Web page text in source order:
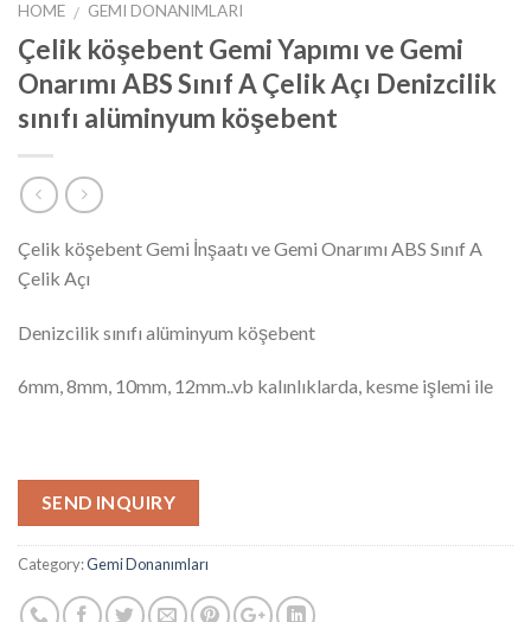
HOME / GEMI DONANIMLARI
Çelik köşebent Gemi Yapımı ve Gemi
Onarımı ABS Sınıf A Çelik Açı Denizcilik
sınıfı alüminyum köşebent
Çelik köşebent Gemi İnşaatı ve Gemi Onarımı ABS Sınıf A
Çelik Açı
Denizcilik sınıfı alüminyum köşebent
6mm, 8mm, 10mm, 12mm..vb kalınlıklarda, kesme işlemi ile
SEND INQUIRY
Category:Gemi Donanımları